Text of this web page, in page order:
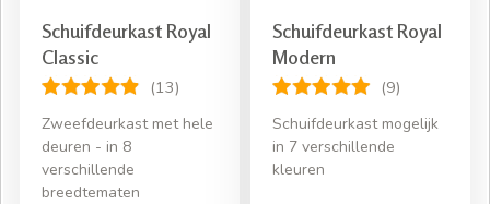
Schuifdeurkast Royal
Classic
(13)
Zweefdeurkast met hele
deuren - in 8
verschillende
breedtematen
Schuifdeurkast Royal
Modern
(9)
Schuifdeurkast mogelijk
in 7 verschillende
kleuren